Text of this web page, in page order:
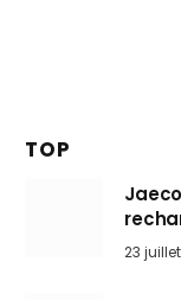
TOP
arrive
23